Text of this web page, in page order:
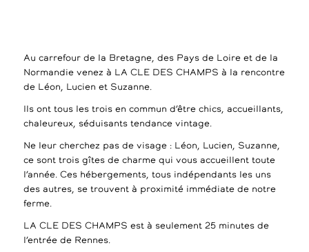
Au carrefour de la Bretagne, des Pays de Loire et de la
Normandie venez à LA CLE DES CHAMPS à la rencontre
de Léon, Lucien et Suzanne.
Ils ont tous les trois en commun d’être chics, accueillants,
chaleureux, séduisants tendance vintage.
Ne leur cherchez pas de visage : Léon, Lucien, Suzanne,
ce sont trois gîtes de charme qui vous accueillent toute
l’année. Ces hébergements, tous indépendants les uns
des autres, se trouvent à proximité immédiate de notre
ferme.
LA CLE DES CHAMPS est à seulement 25 minutes de
l’entrée de Rennes.